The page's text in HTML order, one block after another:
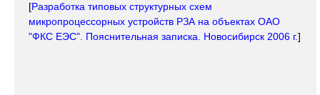
[Разработка типовых структурных схем
микропроцессорных устройств РЗА на объектах ОАО
"ФКС ЕЭС". Пояснительная записка. Новосибирск 2006 г.]